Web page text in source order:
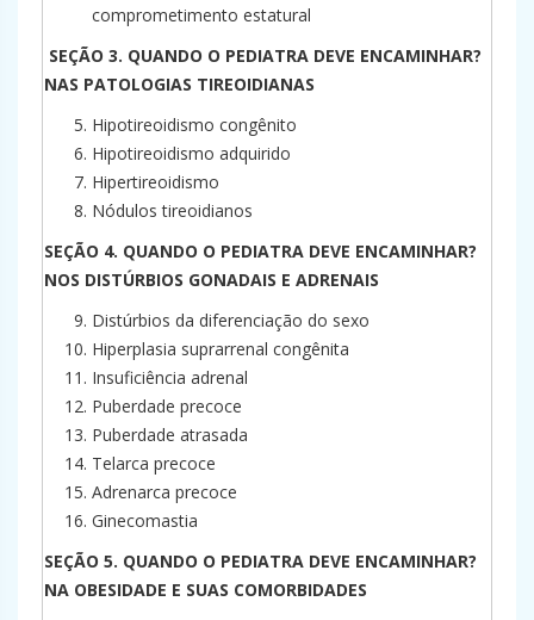
comprometimento estatural
SEÇÃO 3. QUANDO O PEDIATRA DEVE ENCAMINHAR?
NAS PATOLOGIAS TIREOIDIANAS
Hipotireoidismo congênito
Hipotireoidismo adquirido
Hipertireoidismo
Nódulos tireoidianos
SEÇÃO 4. QUANDO O PEDIATRA DEVE ENCAMINHAR?
NOS DISTÚRBIOS GONADAIS E ADRENAIS
Distúrbios da diferenciação do sexo
Hiperplasia suprarrenal congênita
Insuficiência adrenal
Puberdade precoce
Puberdade atrasada
Telarca precoce
Adrenarca precoce
Ginecomastia
SEÇÃO 5. QUANDO O PEDIATRA DEVE ENCAMINHAR?
NA OBESIDADE E SUAS COMORBIDADES